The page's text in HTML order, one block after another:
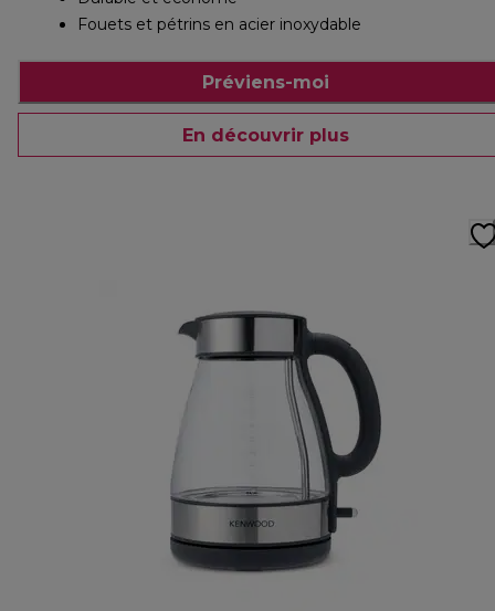
Fouets et pétrins en acier inoxydable
Préviens-moi
En découvrir plus